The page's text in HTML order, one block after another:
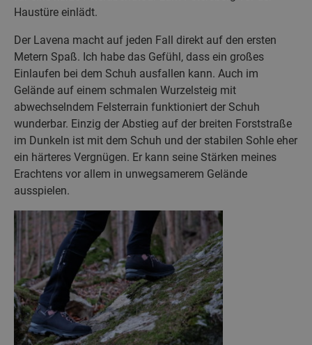
Haustüre einlädt.
Der Lavena macht auf jeden Fall direkt auf den ersten
Metern Spaß. Ich habe das Gefühl, dass ein großes
Einlaufen bei dem Schuh ausfallen kann. Auch im
Gelände auf einem schmalen Wurzelsteig mit
abwechselndem Felsterrain funktioniert der Schuh
wunderbar. Einzig der Abstieg auf der breiten Forststraße
im Dunkeln ist mit dem Schuh und der stabilen Sohle eher
ein härteres Vergnügen. Er kann seine Stärken meines
Erachtens vor allem in unwegsamerem Gelände
ausspielen.